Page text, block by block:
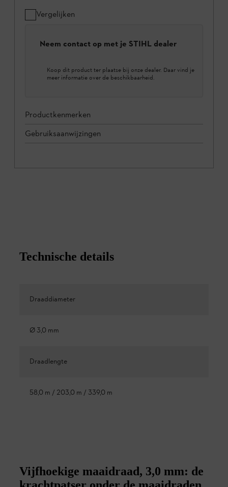
Vergelijken
Neem contact op met je STIHL dealer
Koop dit product ter plaatse bij onze dealer. Daar vind je
meer informatie over de beschikbaarheid.
Productkenmerken
Gebruiksaanwijzingen
Technische details
Draaddiameter
Ø 3,0 mm
Draadlengte
58,0 m / 203,0 m / 339,0 m
Vijfhoekige maaidraad, 3,0 mm: de